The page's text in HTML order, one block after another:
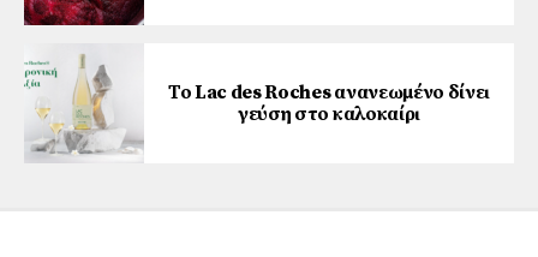
Το Lac des Roches ανανεωμένο δίνει
γεύση στο καλοκαίρι